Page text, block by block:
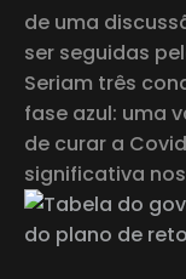
de uma
ser seguidas
Seriam três
fase azul: uma
de curar a
significativa